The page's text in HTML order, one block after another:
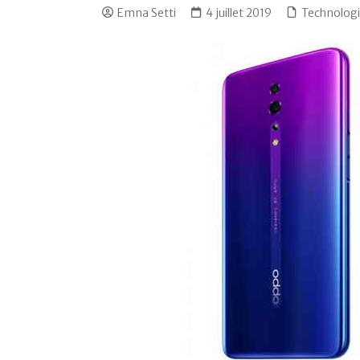
Emna Setti 4 juillet 2019